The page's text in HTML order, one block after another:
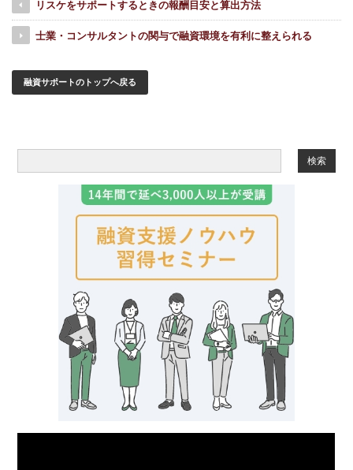
リスケをサポートするときの報酬目安と算出方法
士業・コンサルタントの関与で融資環境を有利に整えられる
融資サポートのトップへ戻る